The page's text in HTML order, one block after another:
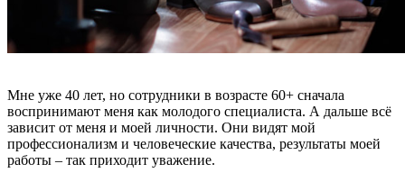
Мне уже 40 лет, но сотрудники в возрасте 60+ сначала
воспринимают меня как молодого специалиста. А дальше всё
зависит от меня и моей личности. Они видят мой
профессионализм и человеческие качества, результаты моей
работы – так приходит уважение.